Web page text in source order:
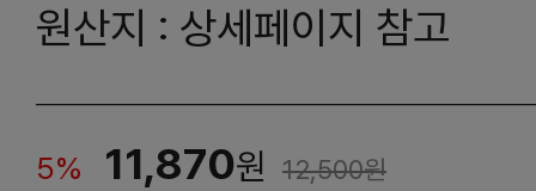
원산지 : 상세페이지 참고
5% 11,870원 12,500원